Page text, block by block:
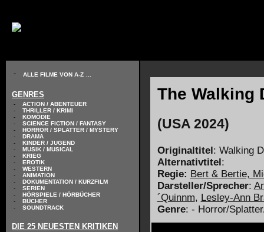
- ALLE FILME VON A-Z
GENRES
-
-
-
-
-
-
-
-
-
-
-
-
-
-
-
-
-
ACTION / ABENTEUER
THRILLER / KRIMI
KOMÖDIE
SCIENCE FICTION / FANTASY
HORROR / SPLATTER / MYSTERY
DRAMA
KINDER / JUGEND
MUSIK / MUSICAL
KRIEG
EROTIK
WESTERN
ANIMATION
DOKUMENTATION / KURZFILM
SERIEN
HÖRSPIELE / HÖRBÜCHER
BÜCHER
SOUNDTRACK
DIE 25 NEUESTEN KRITIKEN
The Walking
(USA 2024)
Originaltitel : Walking
Alternativtitel :
Regie: Bert & Bertie,
Darsteller/Sprecher:
´Quinnm, Lesley-Ann
Genre: - Horror/